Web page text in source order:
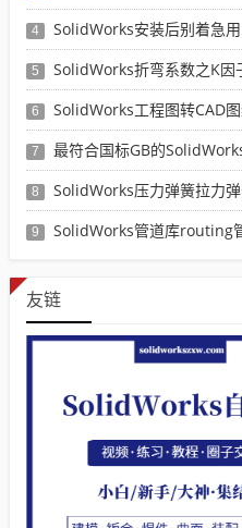
4 SolidWorks安装后别着急用，这八个
5 SolidWorks折弯系数之K因
6 SolidWorks工程图转CAD图纸DWG
7 最符合国标GB的SolidWorks图
8 SolidWorks压力弹簧拉力弹簧扭
9 SolidWorks管道库routing
友链